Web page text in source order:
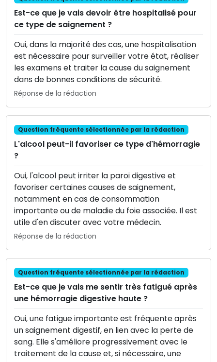
Est-ce que je vais devoir être hospitalisé pour
ce type de saignement ?
Oui, dans la majorité des cas, une hospitalisation
est nécessaire pour surveiller votre état, réaliser
les examens et traiter la cause du saignement
dans de bonnes conditions de sécurité.
Réponse de la rédaction
Question fréquente sélectionnée par la rédaction
L'alcool peut-il favoriser ce type d'hémorragie
?
Oui, l'alcool peut irriter la paroi digestive et
favoriser certaines causes de saignement,
notamment en cas de consommation
importante ou de maladie du foie associée. Il est
utile d'en discuter avec votre médecin.
Réponse de la rédaction
Question fréquente sélectionnée par la rédaction
Est-ce que je vais me sentir très fatigué après
une hémorragie digestive haute ?
Oui, une fatigue importante est fréquente après
un saignement digestif, en lien avec la perte de
sang. Elle s'améliore progressivement avec le
traitement de la cause et, si nécessaire, une